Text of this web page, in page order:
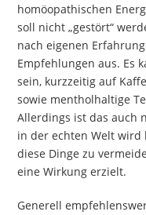
homöopathischen
soll nicht „gestört“
nach eigenen
Empfehlungen aus. Es
sein, kurzzeitig auf
sowie mentholhaltige
Allerdings ist das auch
in der echten Welt wird
diese Dinge zu
eine Wirkung erzielt.
Generell